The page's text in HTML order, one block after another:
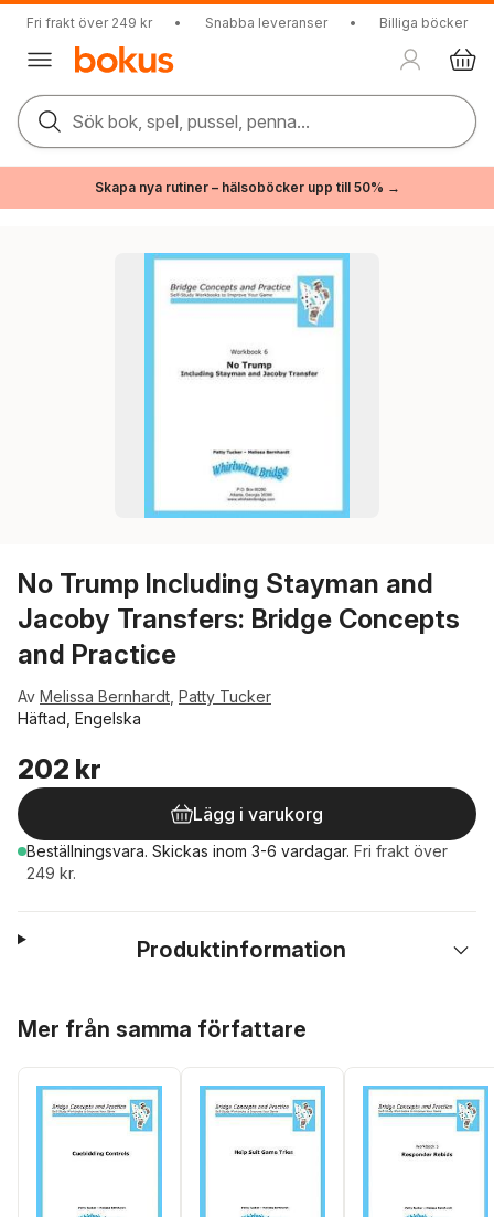
Fri frakt över 249 kr • Snabba leveranser • Billiga böcker
Sök bok, spel, pussel, penna...
Skapa nya rutiner – hälsoböcker upp till 50% →
No Trump Including Stayman and
Jacoby Transfers: Bridge Concepts
and Practice
Av Melissa Bernhardt Patty Tucker
Häftad, Engelska
202 kr
Lägg i varukorg
Beställningsvara. Skickas inom 3-6 vardagar. Fri frakt över
249 kr.
Produktinformation
Mer från samma författare